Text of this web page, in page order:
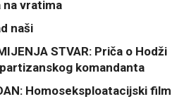
na vratima
naši
STVAR: Priča o Hodži
komandanta
Homoseksploatacijski film